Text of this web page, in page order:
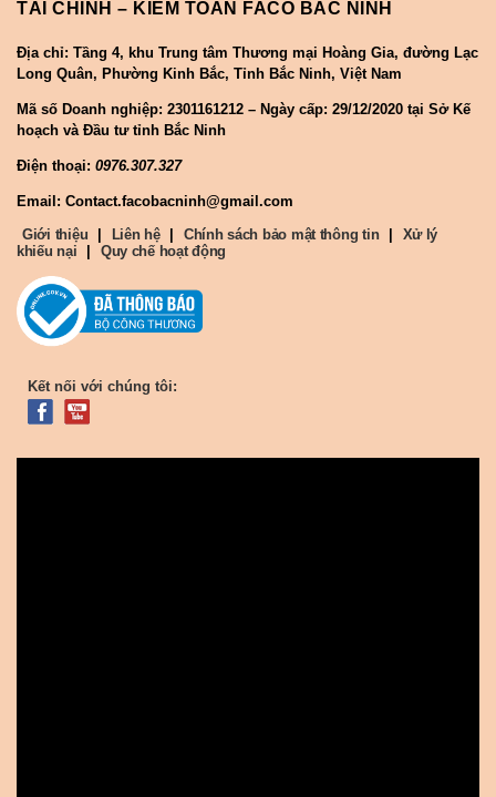
TÀI CHÍNH – KIỂM TOÁN FACO BẮC NINH
Địa chỉ: Tầng 4, khu Trung tâm Thương mại Hoàng Gia, đường Lạc
Long Quân, Phường Kinh Bắc, Tỉnh Bắc Ninh, Việt Nam
Mã số Doanh nghiệp: 2301161212 – Ngày cấp: 29/12/2020 tại Sở Kế
hoạch và Đầu tư tỉnh Bắc Ninh
Điện thoại: 0976.307.327
Email: Contact.facobacninh@gmail.com
Giới thiệu
Liên hệ Chính sách bảo mật thông tin
Xử lý
khiếu nại
Quy chế hoạt động
Kết nối với chúng tôi: